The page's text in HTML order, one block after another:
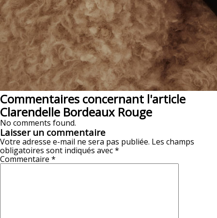
Commentaires concernant l'article
Clarendelle Bordeaux Rouge
No comments found.
Laisser un commentaire
Votre adresse e-mail ne sera pas publiée. Les champs
obligatoires sont indiqués avec*
Commentaire *